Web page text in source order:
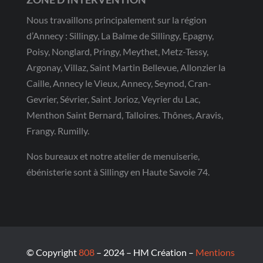
Nous travaillons principalement sur la région
d’Annecy : Sillingy, La Balme de Sillingy, Epagny,
Poisy, Nonglard, Pringy, Meythet, Metz-Tessy,
Argonay, Villaz, Saint Martin Bellevue, Allonzier la
Caille, Annecy le Vieux, Annecy, Seynod, Cran-
Gevrier, Sévrier, Saint Jorioz, Veyrier du Lac,
Menthon Saint Bernard, Talloires. Thônes, Aravis,
Frangy. Rumilly.
Nos bureaux et notre atelier de menuiserie,
ébénisterie sont à Sillingy en Haute Savoie 74.
© Copyright808– 2024 – HM Création – Mentions